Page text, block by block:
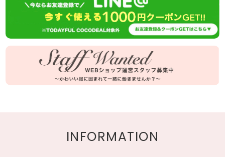
INFORMATION